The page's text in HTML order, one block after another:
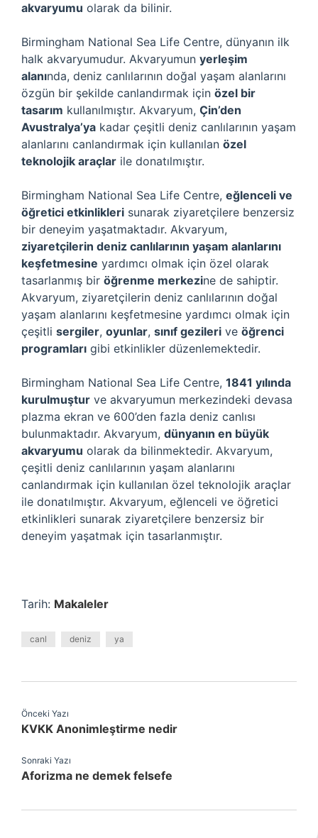
akvaryumu olarak da bilinir.
Birmingham National Sea Life Centre, dünyanın ilk
halk akvaryumudur. Akvaryumun yerleşim
alanında, deniz canlılarının doğal yaşam alanlarını
özgün bir şekilde canlandırmak için özel bir
tasarım kullanılmıştır. Akvaryum, Çin’den
Avustralya’ya kadar çeşitli deniz canlılarının yaşam
alanlarını canlandırmak için kullanılan özel
teknolojik araçlar ile donatılmıştır.
Birmingham National Sea Life Centre, eğlenceli ve
öğretici etkinlikleri sunarak ziyaretçilere benzersiz
bir deneyim yaşatmaktadır. Akvaryum,
ziyaretçilerin deniz canlılarının yaşam alanlarını
keşfetmesine yardımcı olmak için özel olarak
tasarlanmış bir öğrenme merkezine de sahiptir.
Akvaryum, ziyaretçilerin deniz canlılarının doğal
yaşam alanlarını keşfetmesine yardımcı olmak için
çeşitli sergiler, oyunlar, sınıf gezileri ve öğrenci
programları gibi etkinlikler düzenlemektedir.
Birmingham National Sea Life Centre, 1841 yılında
kurulmuştur ve akvaryumun merkezindeki devasa
plazma ekran ve 600’den fazla deniz canlısı
bulunmaktadır. Akvaryum, dünyanın en büyük
akvaryumu olarak da bilinmektedir. Akvaryum,
çeşitli deniz canlılarının yaşam alanlarını
canlandırmak için kullanılan özel teknolojik araçlar
ile donatılmıştır. Akvaryum, eğlenceli ve öğretici
etkinlikleri sunarak ziyaretçilere benzersiz bir
deneyim yaşatmak için tasarlanmıştır.
Tarih: Makaleler
canl deniz ya
Önceki Yazı
KVKK Anonimleştirme nedir
Sonraki Yazı
Aforizma ne demek felsefe